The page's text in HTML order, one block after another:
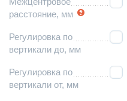
расстояние, мм
Регулировка по
вертикали до, мм
Регулировка по
вертикали от, мм